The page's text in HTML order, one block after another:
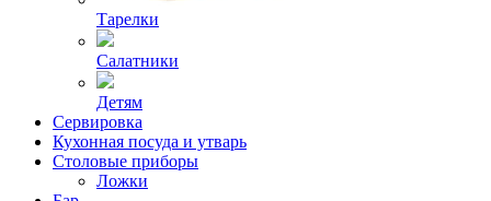
Тарелки
Салатники
Детям
Сервировка
Кухонная посуда и утварь
Столовые приборы
Ложки